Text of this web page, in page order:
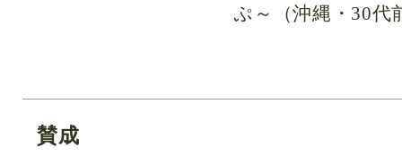
ぷ～（沖縄・30代
賛成